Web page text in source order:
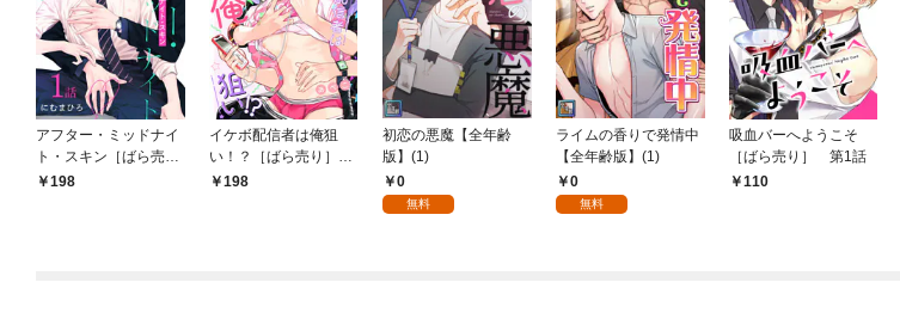
アフター・ミッドナイ
ト・スキン［ばら売
り］ 第1話
198
イケボ配信者は俺狙
い！？［ばら売り］
第1話
198
初恋の悪魔【全年齢
版】(1)
0
無料
ライムの香りで発情中
【全年齢版】(1)
0
無料
吸血バーへようこそ
［ばら売り］ 第1話
110